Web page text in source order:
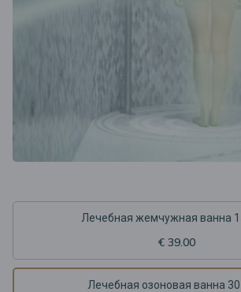
Лечебная жемчужная ванна
€ 39.00
Лечебная озоновая ванна 30